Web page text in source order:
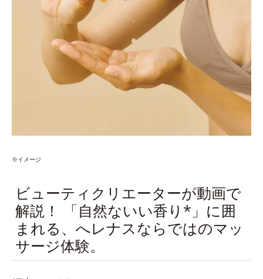
※イメージ
ビューティクリエーターが動画で
解説！ 「自然ないい香り*」に囲
まれる、へレナスならではのマッ
サージ体験。